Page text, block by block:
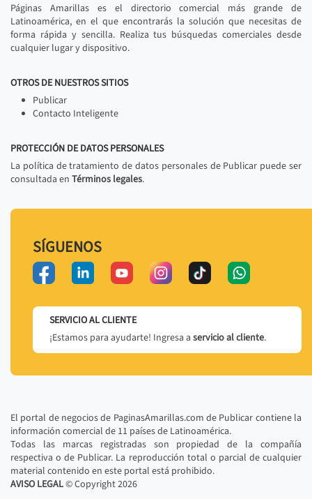
Páginas Amarillas es el directorio comercial más grande de
Latinoamérica, en el que encontrarás la solución que necesitas de
forma rápida y sencilla. Realiza tus búsquedas comerciales desde
cualquier lugar y dispositivo.
OTROS DE NUESTROS SITIOS
Publicar
Contacto Inteligente
PROTECCIÓN DE DATOS PERSONALES
La política de tratamiento de datos personales de Publicar puede ser
consultada en Términos legales.
SÍGUENOS
SERVICIO AL CLIENTE
¡Estamos para ayudarte! Ingresa a servicio al cliente.
El portal de negocios de PaginasAmarillas.com de Publicar contiene la
información comercial de 11 países de Latinoamérica.
Todas las marcas registradas son propiedad de la compañía
respectiva o de Publicar. La reproducción total o parcial de cualquier
material contenido en este portal está prohibido.
AVISO LEGAL© Copyright2026